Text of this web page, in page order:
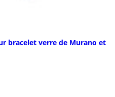
bracelet verre de Murano et